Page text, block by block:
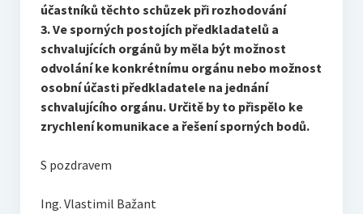
účastníků těchto schůzek při rozhodování
3. Ve sporných postojích předkladatelů a
schvalujících orgánů by měla být možnost
odvolání ke konkrétnímu orgánu nebo možnost
osobní účasti předkladatele na jednání
schvalujícího orgánu. Určitě by to přispělo ke
zrychlení komunikace a řešení sporných bodů.
S pozdravem
Ing. Vlastimil Bažant